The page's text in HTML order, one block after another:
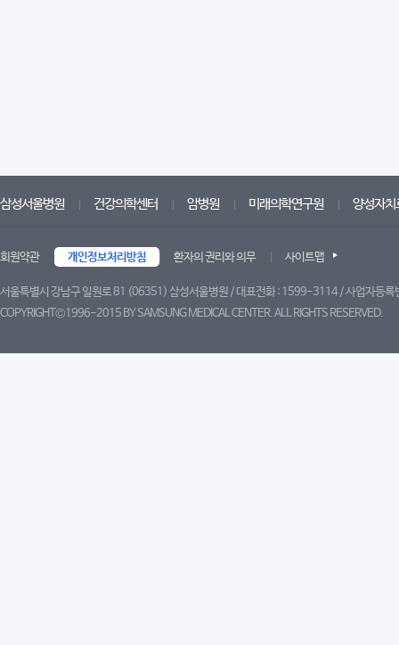
삼성서울병원 건강의학센터 암병원 미래의학연구원 양성자치
회원약관 개인정보처리방침 환자의 권리와 의무 사이트맵
서울특별시 강남구 일원로 81 (06351) 삼성서울병원 / 대표전화 : 1599-3114 / 사업자등
COPYRIGHT©1996-2015 BY SAMSUNG MEDICAL CENTER. ALL RIGHTS RESERVED.